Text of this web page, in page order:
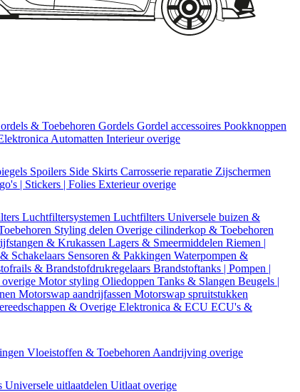
& Toebehoren Gordels Gordel accessoires Pookknoppen
Automatten Interieur overige
Spoilers Side Skirts Carrosserie reparatie Zijschermen
| Stickers | Folies Exterieur overige
Luchtfiltersystemen Luchtfilters Universele buizen &
Styling delen Overige cilinderkop & Toebehoren
& Krukassen Lagers & Smeermiddelen Riemen |
Schakelaars Sensoren & Pakkingen Waterpompen &
& Brandstofdrukregelaars Brandstoftanks | Pompen |
Motor styling Oliedoppen Tanks & Slangen Beugels |
Motorswap aandrijfassen Motorswap spruitstukken
& Overige Elektronica & ECU ECU's &
Vloeistoffen & Toebehoren Aandrijving overige
Universele uitlaatdelen Uitlaat overige